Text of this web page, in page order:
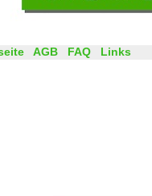
AGB FAQ Links